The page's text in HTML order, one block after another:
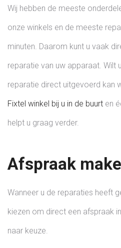
Wij hebben de meeste
onze winkels en de meeste
minuten. Daarom kunt u vaak
reparatie van uw apparaat. Wilt
reparatie direct uitgevoerd kan
Fixtel winkel bij u in de buurt en
helpt u graag verder.
Afspraak
Wanneer u de reparaties heeft
kiezen om direct een afspraak
naar keuze.